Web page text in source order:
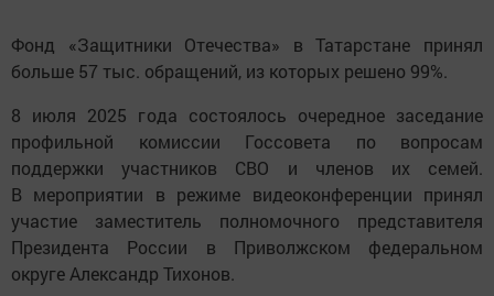
Фонд «Защитники Отечества» в Татарстане принял
больше 57 тыс. обращений, из которых решено 99%.
8 июля 2025 года состоялось очередное заседание
профильной комиссии Госсовета по вопросам
поддержки участников СВО и членов их семей.
В мероприятии в режиме видеоконференции принял
участие заместитель полномочного представителя
Президента России в Приволжском федеральном
округе Александр Тихонов.